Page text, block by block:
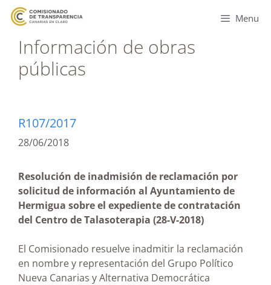
Menu
Información de obras
públicas
R107/2017
28/06/2018
Resolución de inadmisión de reclamación por
solicitud de información al Ayuntamiento de
Hermigua sobre el expediente de contratación
del Centro de Talasoterapia (28-V-2018)
El Comisionado resuelve inadmitir la reclamación
en nombre y representación del Grupo Político
Nueva Canarias y Alternativa Democrática